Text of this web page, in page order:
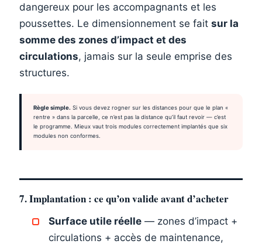
dangereux pour les accompagnants et les
poussettes. Le dimensionnement se fait sur la
somme des zones d’impact et des
circulations, jamais sur la seule emprise des
structures.
Règle simple. Si vous devez rogner sur les distances pour que le plan «
rentre » dans la parcelle, ce n’est pas la distance qu’il faut revoir — c’est
le programme. Mieux vaut trois modules correctement implantés que six
modules non conformes.
7. Implantation : ce qu’on valide avant d’acheter
Surface utile réelle — zones d’impact +
circulations + accès de maintenance,